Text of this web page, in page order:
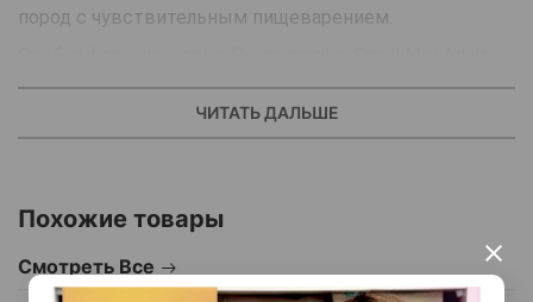
×
пород с чувствительным пищеварением.
Sensitive High Protein обогащена пребиотиками.
К тому же данный корм прекрасно усваивается, что
должен соответствовать рацион для собак с
Purina proplan Small Mini Adult Sensitive High Protein
ЧИТАТЬ ДАЛЬШЕ
Похожие товары
Смотреть Все